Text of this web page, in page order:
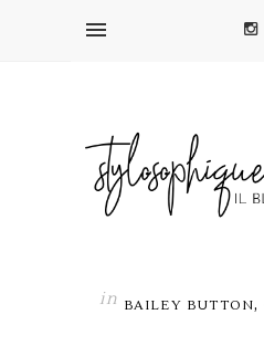
in BAILEY BUTTON,